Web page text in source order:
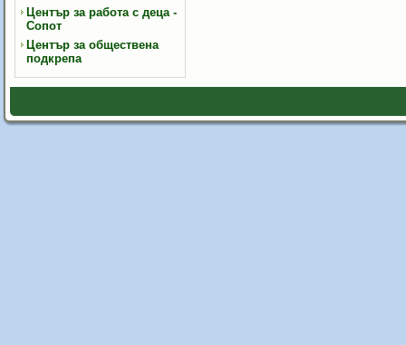
Център за работа с деца -
Сопот
Център за обществена
подкрепа